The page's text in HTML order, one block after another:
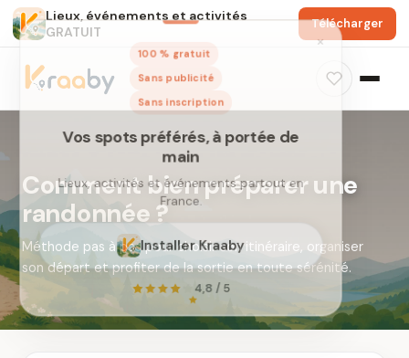
Lieux, événements et activités
GRATUIT
Télécharger
×
100 % gratuit
Sans publicité
Sans inscription
Vos spots préférés, à portée de
main
Lieux, activités et événements partout en
Comment bien préparer une
randonnée ?
Méthode pas à pas pour choisir son itinéraire, organiser
son départ et profiter de la sortie en toute sérénité.